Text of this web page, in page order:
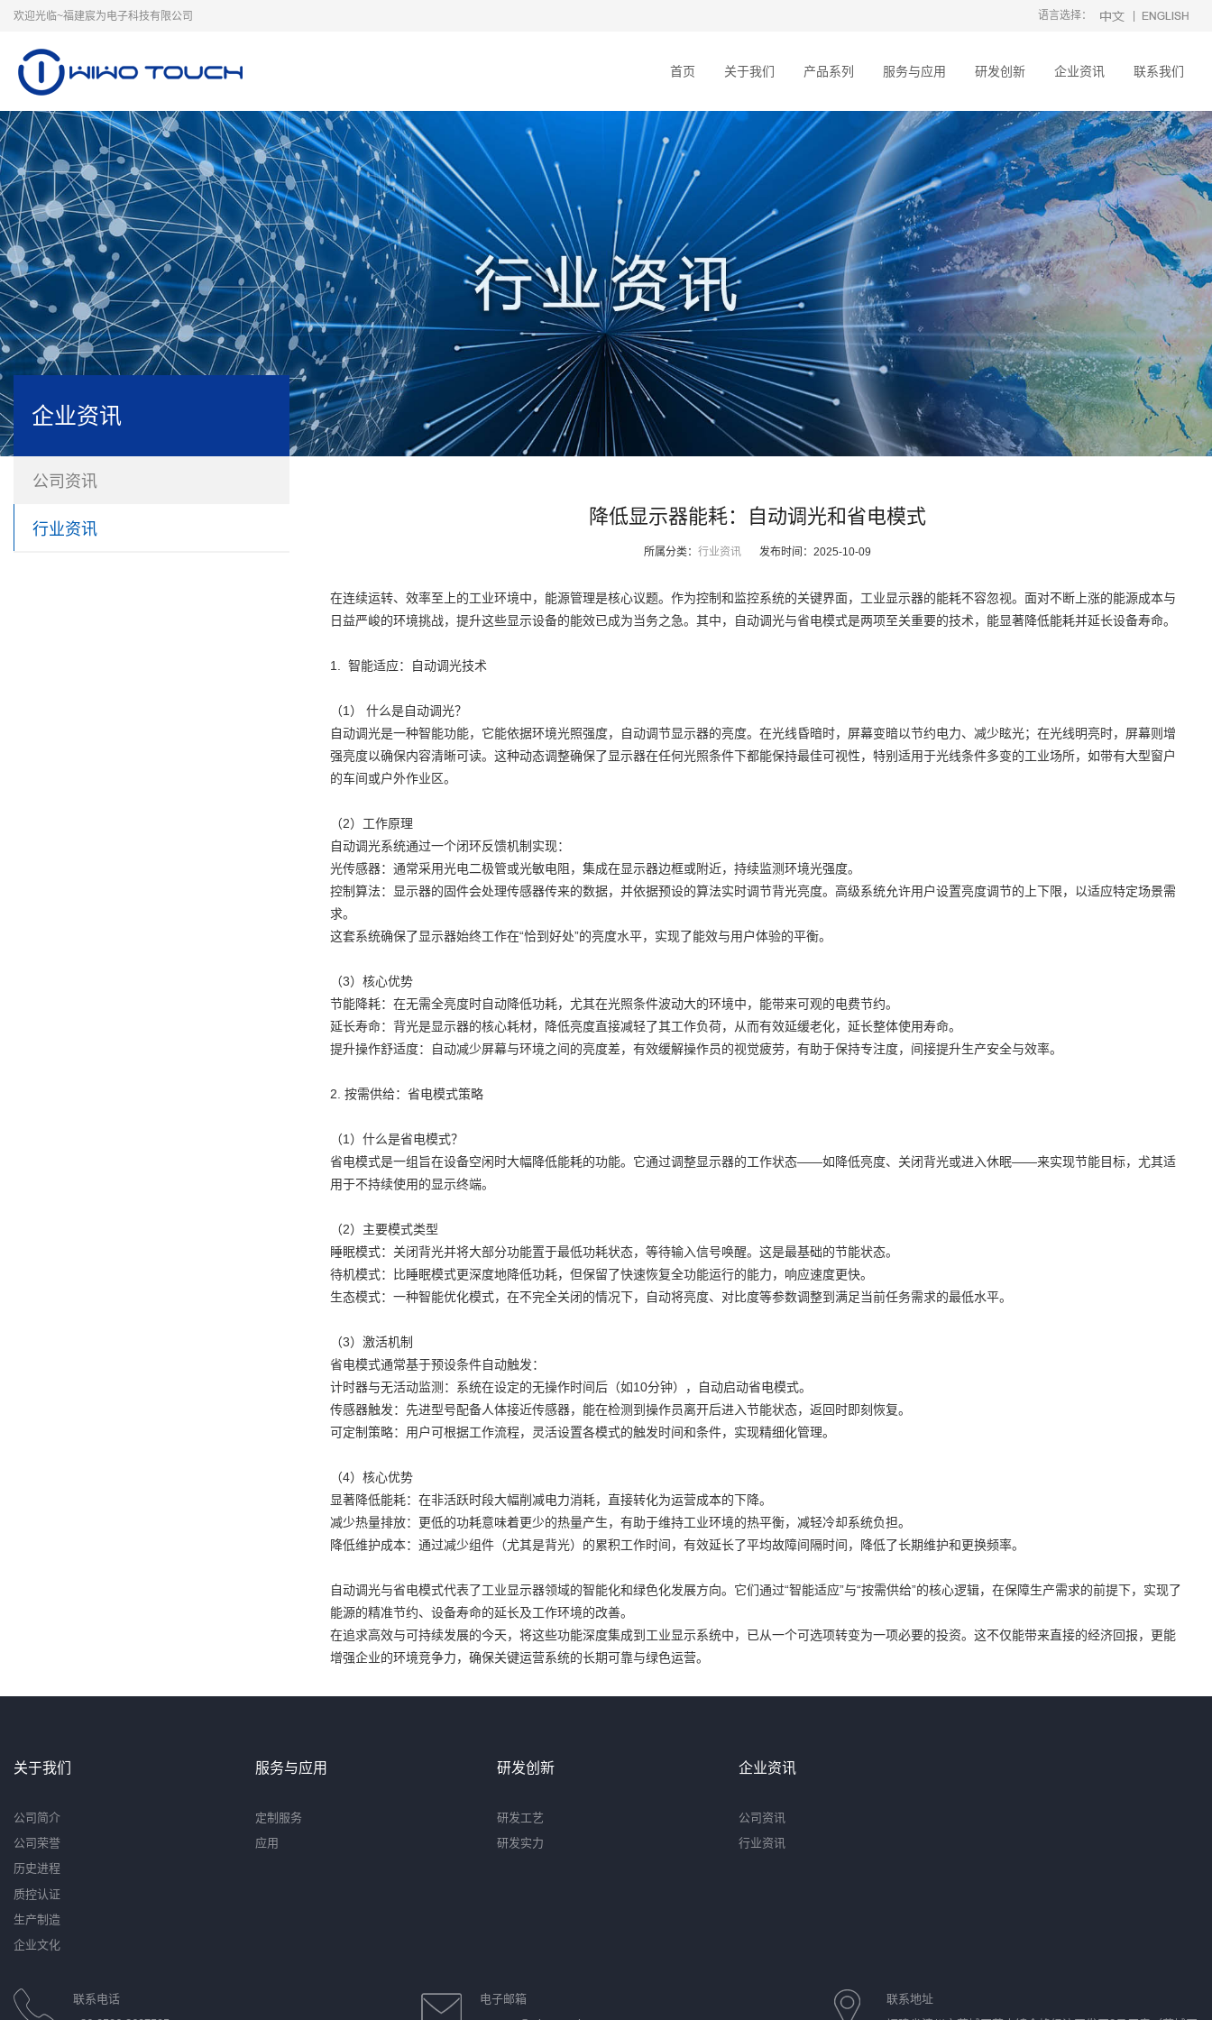
欢迎光临~福建宸为电子科技有限公司 语言选择：
首页 关于我们 产品系列 服务与应用 研发创新 企业资讯 联系我们
降低显示器能耗：自动调光和省电模式
所属分类： 行业资讯 发布时间： 2025-10-09
在连续运转、效率至上的工业环境中，能源管理是核心议题。作为控制和监控系统的关键界面，工业显示器的能耗不容忽视。面对不断上涨的能源成本与
日益严峻的环境挑战，提升这些显示设备的能效已成为当务之急。其中，自动调光与省电模式是两项至关重要的技术，能显著降低能耗并延长设备寿命。
1. 智能适应：自动调光技术
（1） 什么是自动调光？
自动调光是一种智能功能，它能依据环境光照强度，自动调节显示器的亮度。在光线昏暗时，屏幕变暗以节约电力、减少眩光；在光线明亮时，屏幕则增
强亮度以确保内容清晰可读。这种动态调整确保了显示器在任何光照条件下都能保持最佳可视性，特别适用于光线条件多变的工业场所，如带有大型窗户
的车间或户外作业区。
（2）工作原理
自动调光系统通过一个闭环反馈机制实现：
光传感器：通常采用光电二极管或光敏电阻，集成在显示器边框或附近，持续监测环境光强度。
控制算法：显示器的固件会处理传感器传来的数据，并依据预设的算法实时调节背光亮度。高级系统允许用户设置亮度调节的上下限，以适应特定场景需
求。
这套系统确保了显示器始终工作在“恰到好处”的亮度水平，实现了能效与用户体验的平衡。
（3）核心优势
节能降耗：在无需全亮度时自动降低功耗，尤其在光照条件波动大的环境中，能带来可观的电费节约。
延长寿命：背光是显示器的核心耗材，降低亮度直接减轻了其工作负荷，从而有效延缓老化，延长整体使用寿命。
提升操作舒适度：自动减少屏幕与环境之间的亮度差，有效缓解操作员的视觉疲劳，有助于保持专注度，间接提升生产安全与效率。
2. 按需供给：省电模式策略
（1）什么是省电模式？
省电模式是一组旨在设备空闲时大幅降低能耗的功能。它通过调整显示器的工作状态——如降低亮度、关闭背光或进入休眠——来实现节能目标，尤其适
用于不持续使用的显示终端。
（2）主要模式类型
睡眠模式：关闭背光并将大部分功能置于最低功耗状态，等待输入信号唤醒。这是最基础的节能状态。
待机模式：比睡眠模式更深度地降低功耗，但保留了快速恢复全功能运行的能力，响应速度更快。
生态模式：一种智能优化模式，在不完全关闭的情况下，自动将亮度、对比度等参数调整到满足当前任务需求的最低水平。
（3）激活机制
省电模式通常基于预设条件自动触发：
计时器与无活动监测：系统在设定的无操作时间后（如10分钟），自动启动省电模式。
传感器触发：先进型号配备人体接近传感器，能在检测到操作员离开后进入节能状态，返回时即刻恢复。
可定制策略：用户可根据工作流程，灵活设置各模式的触发时间和条件，实现精细化管理。
（4）核心优势
显著降低能耗：在非活跃时段大幅削减电力消耗，直接转化为运营成本的下降。
减少热量排放：更低的功耗意味着更少的热量产生，有助于维持工业环境的热平衡，减轻冷却系统负担。
降低维护成本：通过减少组件（尤其是背光）的累积工作时间，有效延长了平均故障间隔时间，降低了长期维护和更换频率。
自动调光与省电模式代表了工业显示器领域的智能化和绿色化发展方向。它们通过“智能适应”与“按需供给”的核心逻辑，在保障生产需求的前提下，实现了
能源的精准节约、设备寿命的延长及工作环境的改善。
在追求高效与可持续发展的今天，将这些功能深度集成到工业显示系统中，已从一个可选项转变为一项必要的投资。这不仅能带来直接的经济回报，更能
增强企业的环境竞争力，确保关键运营系统的长期可靠与绿色运营。
企业资讯
公司资讯
行业资讯
关于我们
公司简介
公司荣誉
历史进程
质控认证
生产制造
企业文化
服务与应用
定制服务
应用
研发创新
研发工艺
研发实力
企业资讯
公司资讯
行业资讯
联系电话
电子邮箱
联系地址